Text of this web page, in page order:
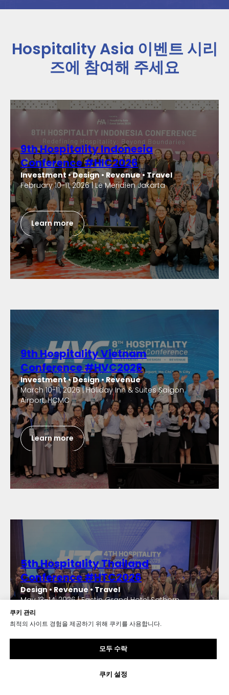
Hospitality Asia 이벤트 시리
즈에 참여해 주세요
9th Hospitality Indonesia
Conference #HIC2026
Investment • Design • Revenue • Travel
February 10-11, 2026 | Le Meridien Jakarta
Learn more
9th Hospitality Vietnam
Conference #HVC2026
Investment • Design • Revenue
March 10-11, 2026 | Holiday Inn & Suites Saigon
Airport, HCMC
Learn more
5th Hospitality Thailand
Conference #HTC2026
Design • Revenue • Travel
May 13–14, 2026 | Eastin Grand Hotel Sathorn
Bangkok
쿠키 관리
최적의 사이트 경험을 제공하기 위해 쿠키를 사용합니다.
모두 수락
쿠키 설정